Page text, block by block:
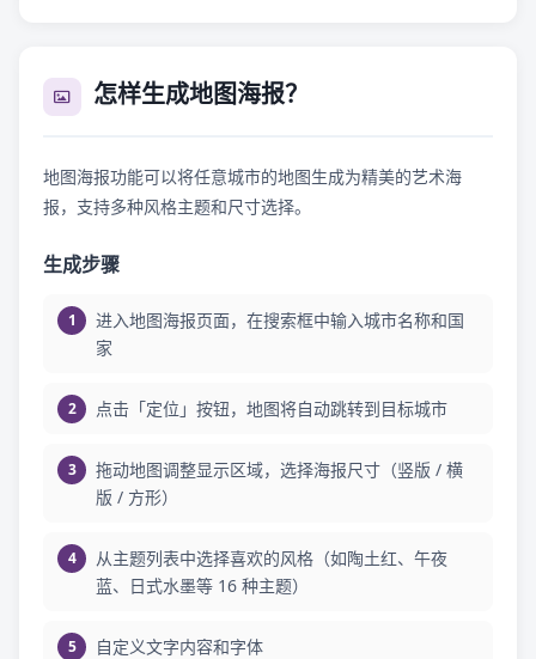
怎样生成地图海报？
地图海报功能可以将任意城市的地图生成为精美的艺术海
报，支持多种风格主题和尺寸选择。
生成步骤
进入地图海报页面，在搜索框中输入城市名称和国
家
点击「定位」按钮，地图将自动跳转到目标城市
拖动地图调整显示区域，选择海报尺寸（竖版 / 横
版 / 方形）
从主题列表中选择喜欢的风格（如陶土红、午夜
蓝、日式水墨等 16 种主题）
自定义文字内容和字体